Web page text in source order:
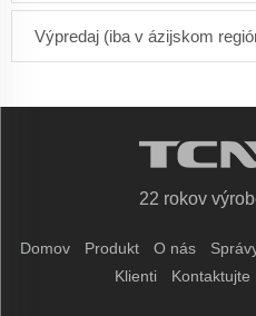
Výpredaj (iba v ázijskom
22 rokov
Domov Produkt O nás
Klienti
Kontaktujte